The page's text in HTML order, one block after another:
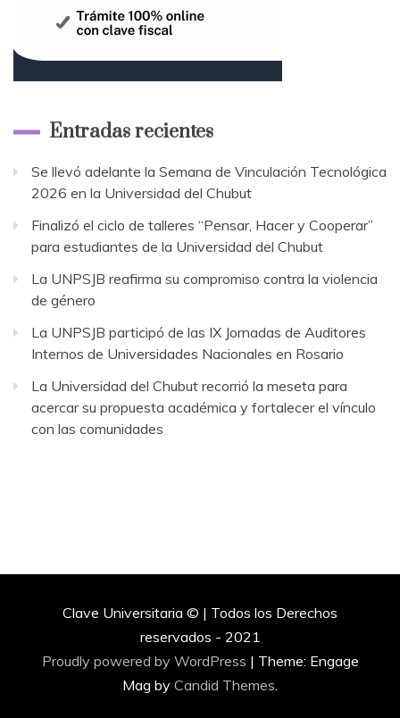
Entradas recientes
Se llevó adelante la Semana de Vinculación Tecnológica
2026 en la Universidad del Chubut
Finalizó el ciclo de talleres “Pensar, Hacer y Cooperar”
para estudiantes de la Universidad del Chubut
La UNPSJB reafirma su compromiso contra la violencia
de género
La UNPSJB participó de las IX Jornadas de Auditores
Internos de Universidades Nacionales en Rosario
La Universidad del Chubut recorrió la meseta para
acercar su propuesta académica y fortalecer el vínculo
con las comunidades
Clave Universitaria © | Todos los Derechos
reservados - 2021
Proudly powered by WordPress | Theme: Engage
Mag by Candid Themes.